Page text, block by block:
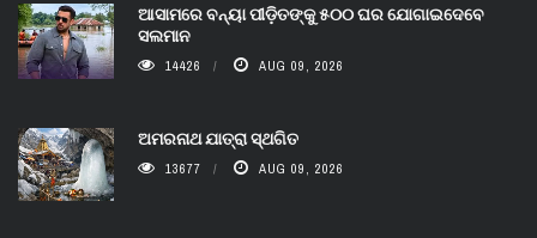
ଆସାମରେ ବନ୍ୟା ପୀଡ଼ିତଙ୍କୁ ୫୦୦ ଘର ଯୋଗାଇଦେବେ
ସଲମାନ
14426 AUG 09, 2026
ଅମରନାଥ ଯାତ୍ରା ସ୍ଥଗିତ
13677 AUG 09, 2026